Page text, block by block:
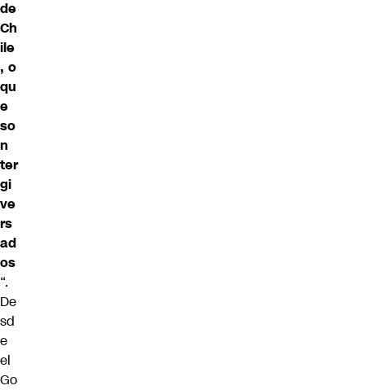
de
Ch
ile
, o
qu
e
so
n
ter
gi
ve
rs
ad
os
“.
De
sd
e
el
Go